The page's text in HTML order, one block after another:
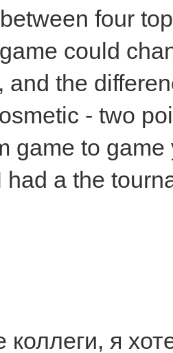
four
could
and the
- two
game to
had a the
я